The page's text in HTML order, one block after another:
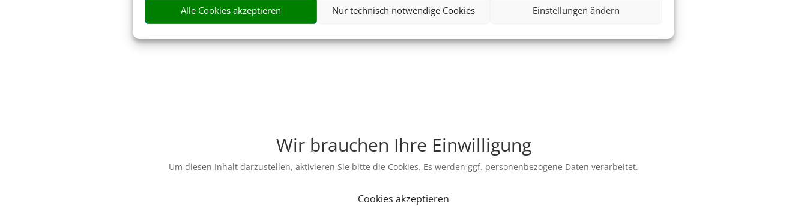
Alle Cookies akzeptieren Nur technisch notwendige Cookies Einstellungen ändern
Wir brauchen Ihre Einwilligung
Um diesen Inhalt darzustellen, aktivieren Sie bitte die Cookies. Es werden ggf. personenbezogene Daten verarbeitet.
Cookies akzeptieren